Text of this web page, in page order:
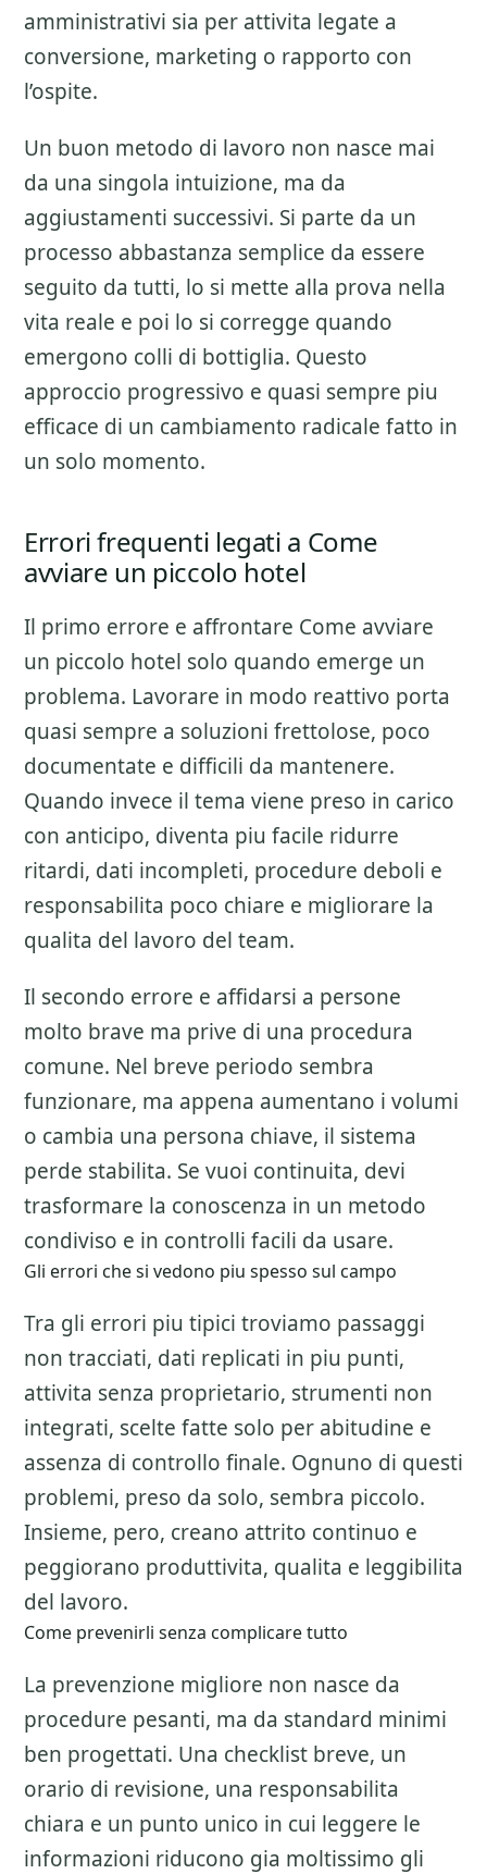
amministrativi sia per attivita legate a
conversione, marketing o rapporto con
l’ospite.
Un buon metodo di lavoro non nasce mai
da una singola intuizione, ma da
aggiustamenti successivi. Si parte da un
processo abbastanza semplice da essere
seguito da tutti, lo si mette alla prova nella
vita reale e poi lo si corregge quando
emergono colli di bottiglia. Questo
approccio progressivo e quasi sempre piu
efficace di un cambiamento radicale fatto in
un solo momento.
Errori frequenti legati a Come
avviare un piccolo hotel
Il primo errore e affrontare Come avviare
un piccolo hotel solo quando emerge un
problema. Lavorare in modo reattivo porta
quasi sempre a soluzioni frettolose, poco
documentate e difficili da mantenere.
Quando invece il tema viene preso in carico
con anticipo, diventa piu facile ridurre
ritardi, dati incompleti, procedure deboli e
responsabilita poco chiare e migliorare la
qualita del lavoro del team.
Il secondo errore e affidarsi a persone
molto brave ma prive di una procedura
comune. Nel breve periodo sembra
funzionare, ma appena aumentano i volumi
o cambia una persona chiave, il sistema
perde stabilita. Se vuoi continuita, devi
trasformare la conoscenza in un metodo
condiviso e in controlli facili da usare.
Gli errori che si vedono piu spesso sul campo
Tra gli errori piu tipici troviamo passaggi
non tracciati, dati replicati in piu punti,
attivita senza proprietario, strumenti non
integrati, scelte fatte solo per abitudine e
assenza di controllo finale. Ognuno di questi
problemi, preso da solo, sembra piccolo.
Insieme, pero, creano attrito continuo e
peggiorano produttivita, qualita e leggibilita
del lavoro.
Come prevenirli senza complicare tutto
La prevenzione migliore non nasce da
procedure pesanti, ma da standard minimi
ben progettati. Una checklist breve, un
orario di revisione, una responsabilita
chiara e un punto unico in cui leggere le
informazioni riducono gia moltissimo gli